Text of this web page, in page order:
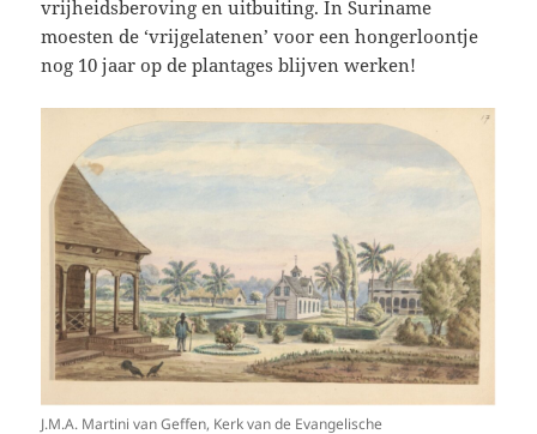
vrijheidsberoving en uitbuiting. In Suriname
moesten de ‘vrijgelatenen’ voor een hongerloontje
nog 10 jaar op de plantages blijven werken!
J.M.A. Martini van Geffen, Kerk van de Evangelische